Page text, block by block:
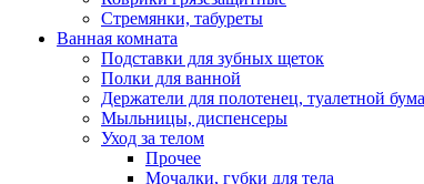
Стремянки, табуреты
Ванная комната
Подставки для зубных щеток
Полки для ванной
Держатели для полотенец, туалетной
Мыльницы, диспенсеры
Уход за телом
Прочее
Мочалки, губки для тела